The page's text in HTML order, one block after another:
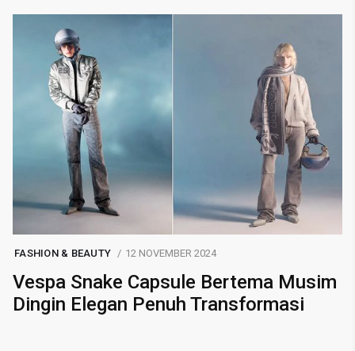
FASHION & BEAUTY 12 NOVEMBER 2024
Vespa Snake Capsule Bertema Musim
Dingin Elegan Penuh Transformasi